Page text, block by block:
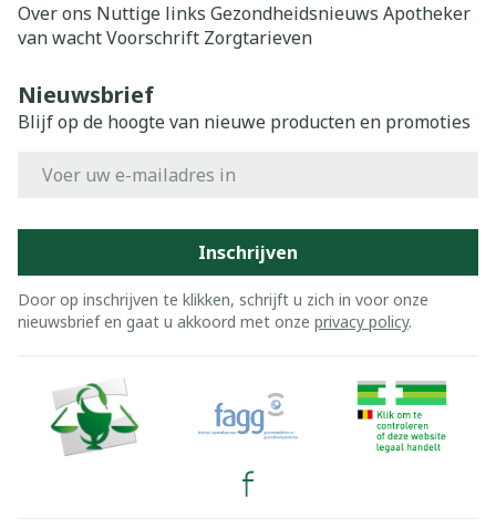
Over ons Nuttige links Gezondheidsnieuws Apotheker
van wachtVoorschrift Zorgtarieven
Nieuwsbrief
Blijf op de hoogte van nieuwe producten en promoties
Inschrijven
Door op inschrijven te klikken, schrijft u zich in voor onze
nieuwsbrief en gaat u akkoord met onze privacy policy.